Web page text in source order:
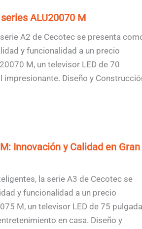
ALU20070 M
A2 de Cecotec se presenta
y funcionalidad a un precio
M, un televisor LED de 70
impresionante. Diseño y
Innovación y Calidad en Gran
la serie A3 de Cecotec se
y funcionalidad a un precio
M, un televisor LED de 75
en casa. Diseño y